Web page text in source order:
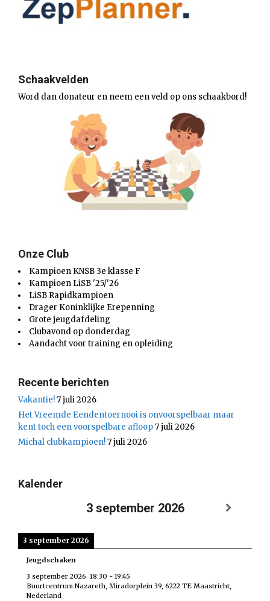
Schaakvelden
Word dan donateur en neem een veld op ons schaakbord!
Onze Club
Kampioen KNSB 3e klasse F
Kampioen LiSB '25/'26
LiSB Rapidkampioen
Drager Koninklijke Erepenning
Grote jeugdafdeling
Clubavond op donderdag
Aandacht voor training en opleiding
Recente berichten
Vakantie!7 juli 2026
Het Vreemde Eendentoernooi is onvoorspelbaar maar
kent toch een voorspelbare afloop7 juli 2026
Michal clubkampioen!7 juli 2026
Kalender
3 september 2026
3 september 2026
Jeugdschaken
3 september 2026 18:30 - 19:45
Buurtcentrum Nazareth, Miradorplein 39, 6222 TE Maastricht,
Nederland